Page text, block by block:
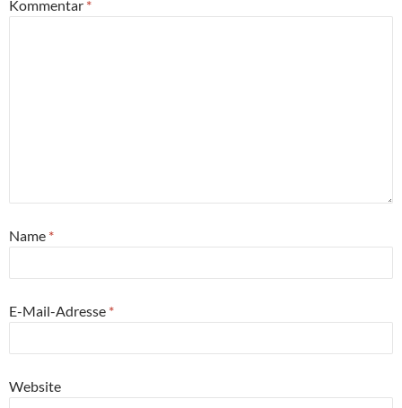
Kommentar *
Name *
E-Mail-Adresse *
Website